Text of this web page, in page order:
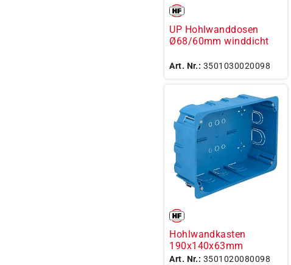
UP Hohlwanddosen
Ø68/60mm winddicht
Art. Nr.: 3501030020098
Hohlwandkasten
190x140x63mm
Art. Nr.: 3501020080098